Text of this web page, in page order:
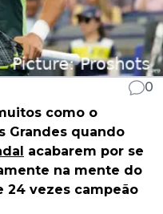
0
como o
Grandes quando
acabarem por se
na mente do
24 vezes campeão